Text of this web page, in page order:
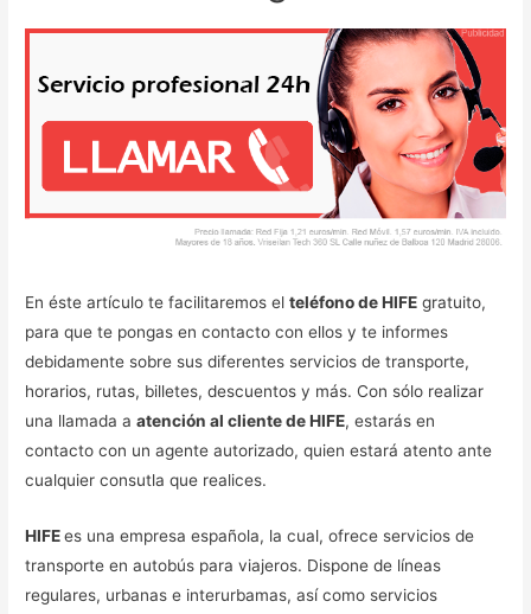
En éste artículo te facilitaremos elteléfono de HIFE gratuito,
para que te pongas en contacto con ellos y te informes
debidamente sobre sus diferentes servicios de transporte,
horarios, rutas, billetes, descuentos y más. Con sólo realizar
una llamada aatención al cliente de HIFE, estarás en
contacto con un agente autorizado, quien estará atento ante
cualquier consutla que realices.
HIFEes una empresa española, la cual, ofrece servicios de
transporte en autobús para viajeros. Dispone de líneas
regulares, urbanas e interurbamas, así como servicios